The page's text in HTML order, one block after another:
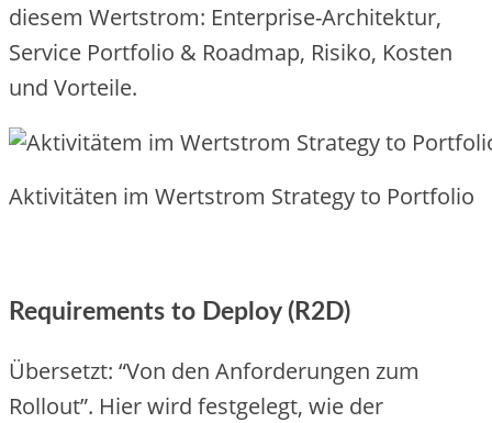
diesem Wertstrom: Enterprise-Architektur,
Service Portfolio & Roadmap, Risiko, Kosten
und Vorteile.
Aktivitäten im Wertstrom Strategy to Portfolio
Requirements to Deploy (R2D)
Übersetzt: “Von den Anforderungen zum
Rollout”. Hier wird festgelegt, wie der